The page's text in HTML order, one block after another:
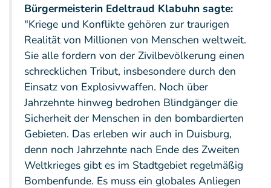
Bürgermeisterin Edeltraud Klabuhn sagte:
"Kriege und Konflikte gehören zur traurigen
Realität von Millionen von Menschen weltweit.
Sie alle fordern von der Zivilbevölkerung einen
schrecklichen Tribut, insbesondere durch den
Einsatz von Explosivwaffen. Noch über
Jahrzehnte hinweg bedrohen Blindgänger die
Sicherheit der Menschen in den bombardierten
Gebieten. Das erleben wir auch in Duisburg,
denn noch Jahrzehnte nach Ende des Zweiten
Weltkrieges gibt es im Stadtgebiet regelmäßig
Bombenfunde. Es muss ein globales Anliegen